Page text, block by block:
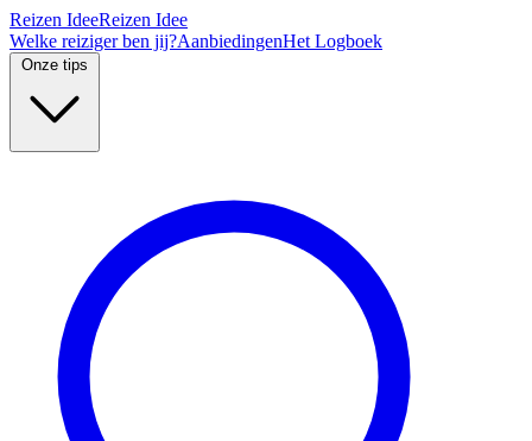
Reizen IdeeReizen Idee
Welke reiziger ben jij?AanbiedingenHet Logboek